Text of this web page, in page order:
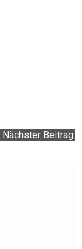
Nächster Beitrag: